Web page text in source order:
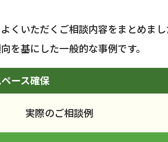
くいただくご相談内容をまとめま
基にした一般的な事例です。
ース確保
実際のご相談例